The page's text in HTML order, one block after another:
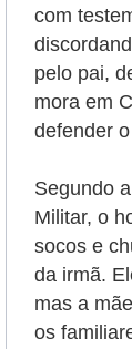
com
pelo pai,
mora em
defender
Segundo
Militar, o
socos e
da irmã.
mas a
os